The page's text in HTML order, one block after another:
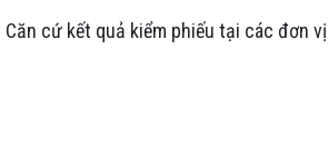
Căn cứ kết quả kiểm phiếu tại các đơn